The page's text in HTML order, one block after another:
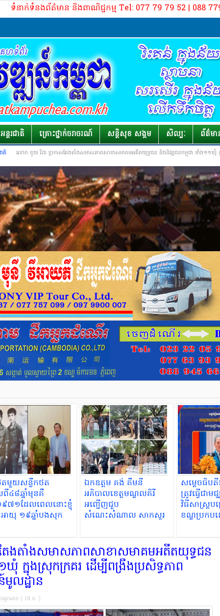
ទំនាក់ទំនងព័ត៌មាន និងពាណិជ្ជកម្ម Tel: 077 79 79 52 | 088
ក្
តរជាតិ គ្រោះថ្នាក់​ចរាចរណ៍ សន្តិសុខ សង្គម សិល្បៈ ព័ត៌ម
តិ លោក ខូយ រីដា ប្រកាសតែងតាំងសមាសភាពសាខាសមាគមអតីតយុទ្ធជន និងនិវត្តជនកម្ពុជា ទាំង១១ឃុំ ក្នុ
តមួយសន្លឹកថត
៤៨ឆ្នាំមុនគឺ
៩៧១ដែលពេលនោះខ្ញុំ
ាយុ ១៩ឆ្នាំបងសុក
ឯកឧត្តម គង់ គឹមនី
អភិបាលខេត្តមណ្ឌលគិរី
អញ្ជើញជួប
សំណេះសំណាល សាកសួរ
សម្ដេចធិប
ត្រូវធ្វើជ
វិធីសាស្ត្រ
ខណ្ឌប្រកប
ច្បាស់លាស់
ងតាំងសមាសភាពសាខាសមាគមអតីតយុទ្ធជន
ឃុំ ក្នុងស្រុកក្រគរ ដើម្បីពង្រឹងប្រសិទ្ធភាព
មូលដ្ឋាន
អ្នកអាន ( 18 ន. )